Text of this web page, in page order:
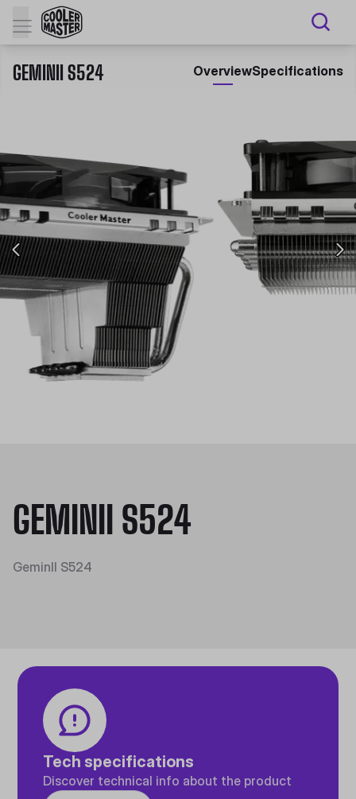
GEMINII S524 OverviewSpecifications
GEMINII S524
GeminII S524
Tech specifications
Discover technical info about the product